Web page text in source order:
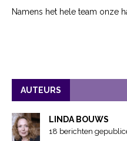
Namens het hele team onze
AUTEURS
LINDA BOUWS
18 berichten